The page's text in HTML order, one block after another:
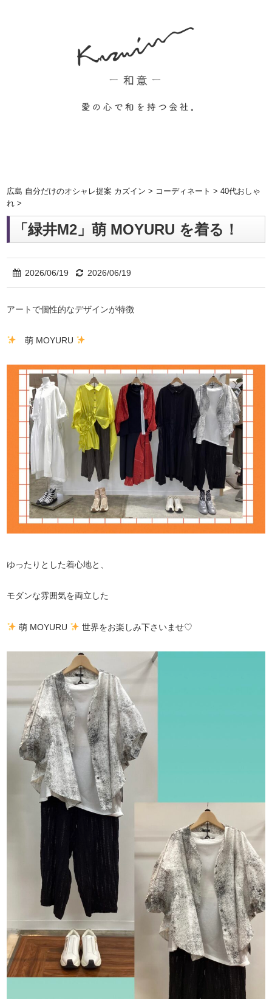
広島 自分だけのオシャレ提案 カズイン > コーディネート >40代おしゃ
れ >
「緑井M2」萌 MOYURU を着る！
2026/06/19 2026/06/19
アートで個性的なデザインが特徴
萌 MOYURU
ゆったりとした着心地と、
モダンな雰囲気を両立した
萌 MOYURU 世界をお楽しみ下さいませ♡